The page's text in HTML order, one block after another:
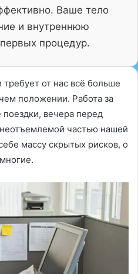
Ваше тело
и внутреннюю
процедур.
от нас всё больше
положении. Работа за
вечера перед
частью нашей
массу скрытых рисков, о